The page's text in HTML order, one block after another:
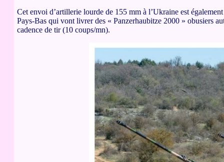
Cet envoi d’artillerie lourde de 155 mm à l’Ukraine est
Pays-Bas qui vont livrer des « Panzerhaubitze 2000 » obusiers
cadence de tir (10 coups/mn).